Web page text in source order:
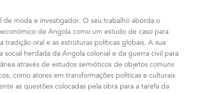
de moda e investigador. O seu trabalho aborda o
de Angola como um estudo de caso para
tradição oral e as estruturas políticas globais. A sua
social herdada da Angola colonial e da guerra civil para
através de estudos semióticos de objetos comuns
como atores em transformações políticas e culturais
as questões colocadas pela obra para a tarefa da